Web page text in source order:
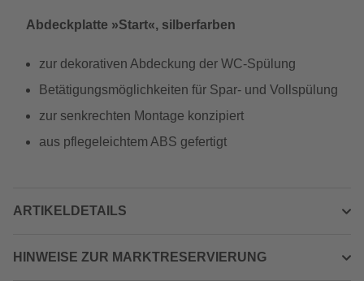
Abdeckplatte »Start«, silberfarben
zur dekorativen Abdeckung der WC-Spülung
Betätigungsmöglichkeiten für Spar- und Vollspülung
zur senkrechten Montage konzipiert
aus pflegeleichtem ABS gefertigt
ARTIKELDETAILS
HINWEISE ZUR MARKTRESERVIERUNG